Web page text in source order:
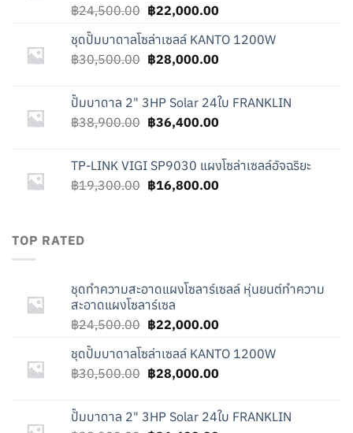
฿24,500.00 Original
was:
฿24,500.00.
฿22,000.00Current
is:
฿22,000.00.
ชุดปั๊มบาดาลโซล่าเซลล์ KANTO 1200W
฿30,500.00 Original
฿30,500.00.
฿28,000.00Current
฿28,000.00.
ปั๊มบาดาล 2" 3HP Solar 24ใบ FRANKLIN
฿38,900.00 Original
฿38,900.00.
฿36,400.00Current
฿36,400.00.
TP-LINK VIGI SP9030 แผงโซล่าเซลล์อัจฉริยะ
฿19,300.00 Original
฿16,800.00Current
TOP RATED
ชุดทำความสะอาดแผงโซลาร์เซลล์ หุ่นยนต์ทำความ
สะอาดแผงโซลาร์เซล
฿24,500.00 Original
was:
฿24,500.00.
฿22,000.00Current
is:
฿22,000.00.
ชุดปั๊มบาดาลโซล่าเซลล์ KANTO 1200W
฿30,500.00 Original
฿30,500.00.
฿28,000.00Current
is:
฿28,000.00.
ปั๊มบาดาล 2" 3HP Solar 24ใบ FRANKLIN